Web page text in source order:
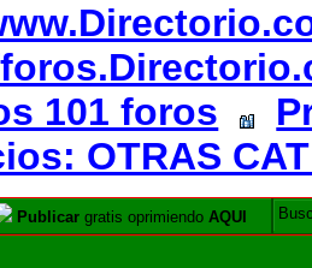
101 foros
OTRAS
Publicar gratis oprimiendoAQUI